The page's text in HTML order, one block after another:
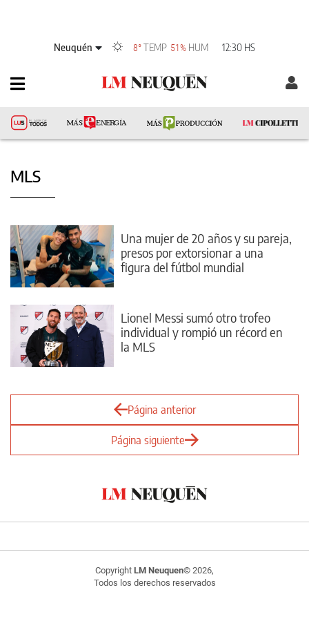
Neuquén 8°TEMP 51% HUM 12:30 HS
MLS
Una mujer de 20 años y su pareja,
presos por extorsionar a una
figura del fútbol mundial
Lionel Messi sumó otro trofeo
individual y rompió un récord en
la MLS
Página anterior
Página siguiente
Copyright LM Neuquen© 2026,
Todos los derechos reservados